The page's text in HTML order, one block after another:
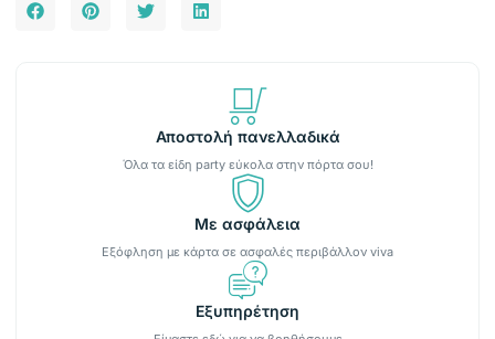
Αποστολή πανελλαδικά
Όλα τα είδη party εύκολα στην πόρτα σου!
Με ασφάλεια
Εξόφληση με κάρτα σε ασφαλές περιβάλλον viva
Εξυπηρέτηση